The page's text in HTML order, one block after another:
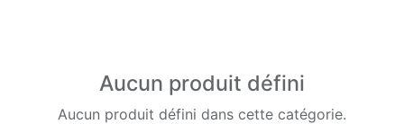
Aucun produit défini
Aucun produit défini dans cette catégorie.